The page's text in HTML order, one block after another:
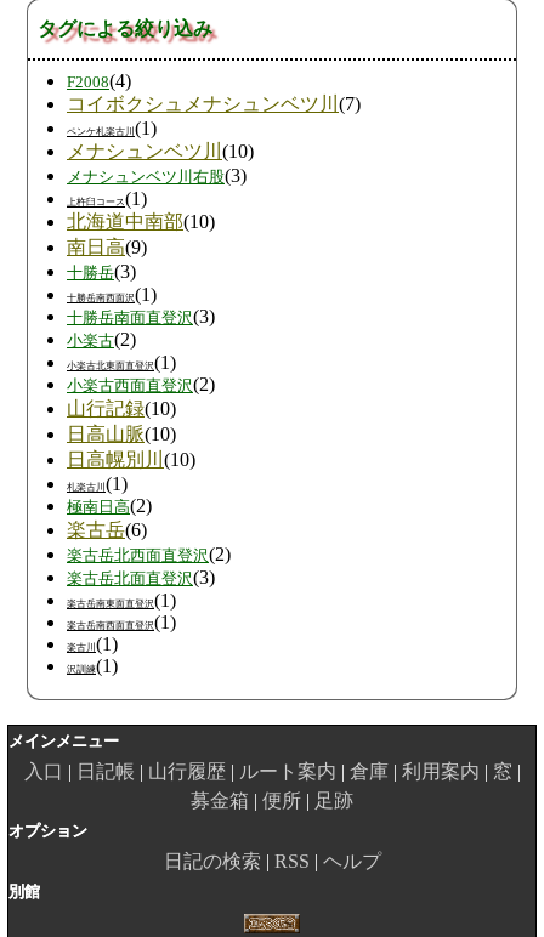
タグによる絞り込み
F2008(4)
コイボクシュメナシュンベツ川 (7)
ペンケ札楽古川(1)
メナシュンベツ川 (10)
メナシュンベツ川右股(3)
上杵臼コース (1)
北海道中南部(10)
南日高(9)
十勝岳(3)
十勝岳南西面沢(1)
十勝岳南面直登沢(3)
小楽古(2)
小楽古北東面直登沢(1)
小楽古西面直登沢(2)
山行記録(10)
日高山脈(10)
日高幌別川 (10)
札楽古川(1)
極南日高(2)
楽古岳(6)
楽古岳北西面直登沢(2)
楽古岳北面直登沢(3)
楽古岳南東面直登沢(1)
楽古岳南西面直登沢(1)
楽古川(1)
沢訓練(1)
メインメニュー
入口 日記帳 山行履歴 ルート案内 倉庫 利用案内
窓
募金箱
便所 足跡
オプション
日記の検索 RSS ヘルプ
別館